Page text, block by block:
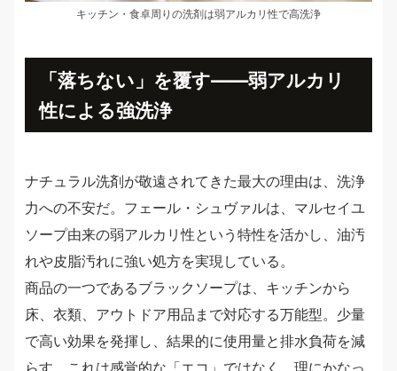
キッチン・食卓周りの洗剤は弱アルカリ性で高洗浄
「落ちない」を覆す――弱アルカリ
性による強洗浄
ナチュラル洗剤が敬遠されてきた最大の理由は、洗浄
力への不安だ。フェール・シュヴァルは、マルセイユ
ソープ由来の弱アルカリ性という特性を活かし、油汚
れや皮脂汚れに強い処方を実現している。
商品の一つであるブラックソープは、キッチンから
床、衣類、アウトドア用品まで対応する万能型。少量
で高い効果を発揮し、結果的に使用量と排水負荷を減
らす。これは感覚的な「エコ」ではなく、理にかなっ